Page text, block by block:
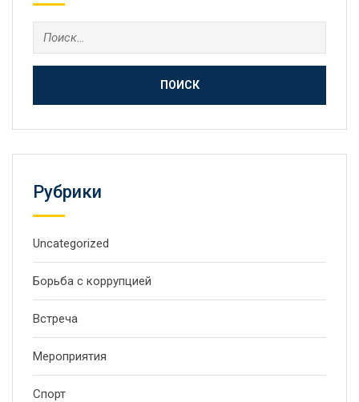
Рубрики
Uncategorized
Борьба с коррупцией
Встреча
Мероприятия
Спорт